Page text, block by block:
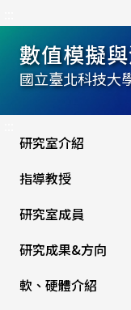
數值模擬
國立臺北科技大
研究室介紹
指導教授
研究室成員
研究成果&方向
軟、硬體介紹